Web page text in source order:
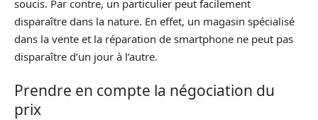
soucis. Par contre, un particulier peut facilement
disparaître dans la nature. En effet, un magasin spécialisé
dans la vente et la réparation de smartphone ne peut pas
disparaître d’un jour à l’autre.
Prendre en compte la négociation du
prix